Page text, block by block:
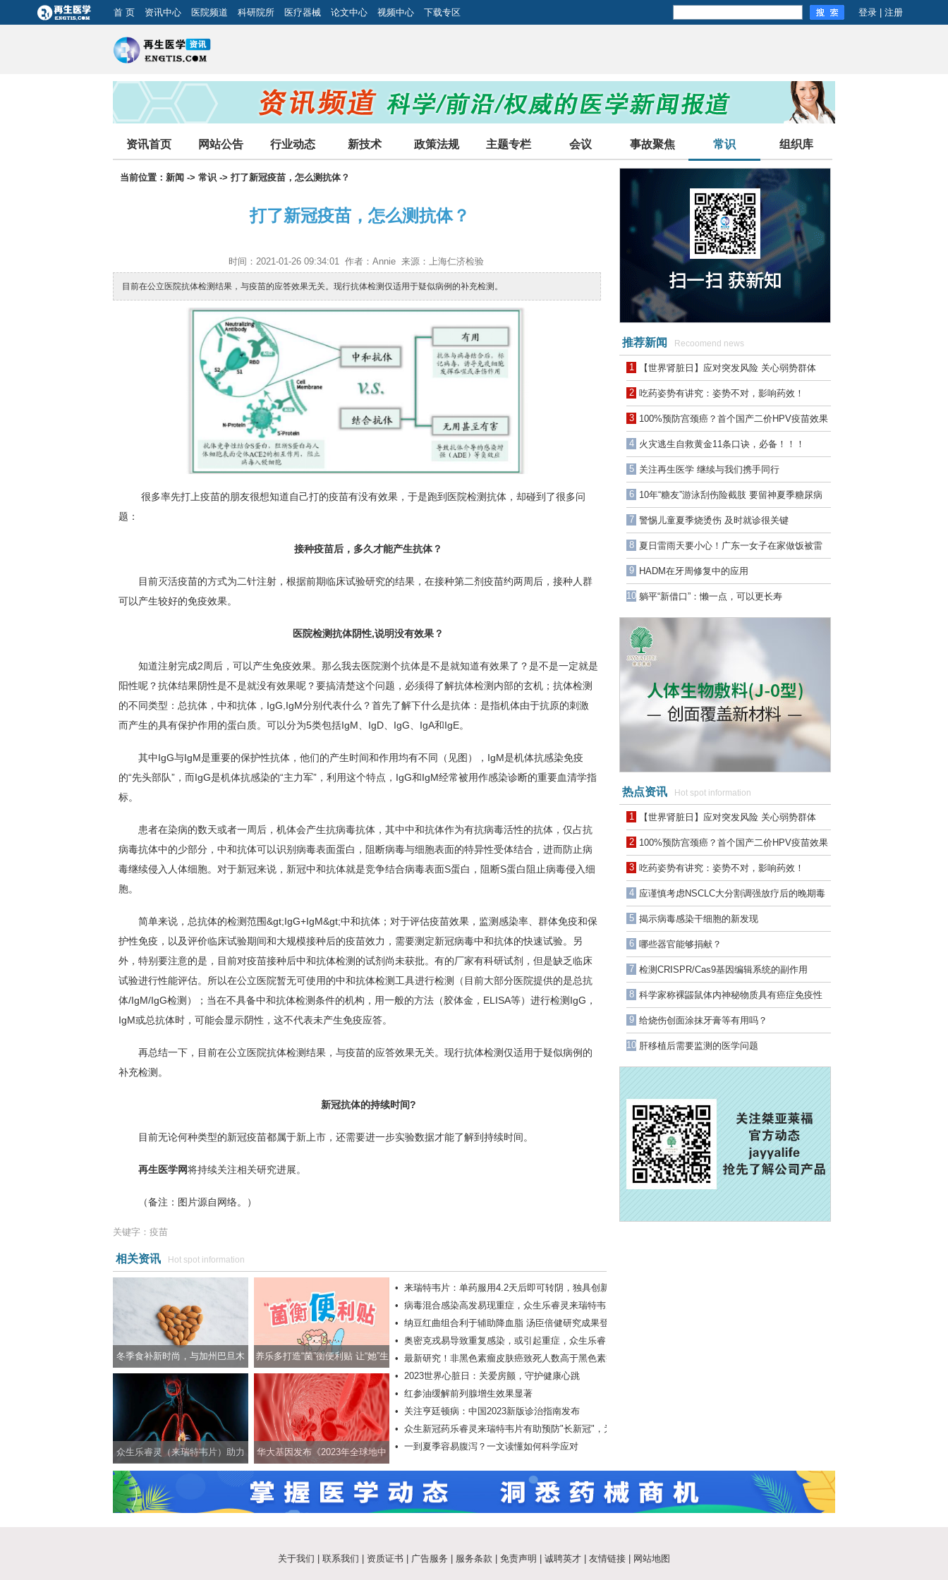
首 页 资讯中心 医院频道 科研院所 医疗器械 论文中心 视频中心 下载专区 登录| 注册
资讯首页 网站公告 行业动态 新技术 政策法规 主题专栏 会议 事故聚焦 常识 组织库
当前位置： 新闻 -> 常识 -> 打了新冠疫苗，怎么测抗体？
打了新冠疫苗，怎么测抗体？
时间：2021-01-26 09:34:01 作者：Annie 来源：上海仁济检验
目前在公立医院抗体检测结果，与疫苗的应答效果无关。现行抗体检测仅适用于疑似病例的补充检测。
很多率先打上疫苗的朋友很想知道自己打的疫苗有没有效果，于是跑到医院检测抗体，却碰到了很多问
题：
接种疫苗后，多久才能产生抗体？
目前灭活疫苗的方式为二针注射，根据前期临床试验研究的结果，在接种第二剂疫苗约两周后，接种人群
可以产生较好的免疫效果。
医院检测抗体阴性,说明没有效果？
知道注射完成2周后，可以产生免疫效果。那么我去医院测个抗体是不是就知道有效果了？是不是一定就是
阳性呢？抗体结果阴性是不是就没有效果呢？要搞清楚这个问题，必须得了解抗体检测内部的玄机；抗体检测
的不同类型：总抗体，中和抗体，IgG,IgM分别代表什么？首先了解下什么是抗体：是指机体由于抗原的刺激
而产生的具有保护作用的蛋白质。可以分为5类包括IgM、IgD、IgG、IgA和IgE。
其中IgG与IgM是重要的保护性抗体，他们的产生时间和作用均有不同（见图），IgM是机体抗感染免疫
的“先头部队”，而IgG是机体抗感染的“主力军”，利用这个特点，IgG和IgM经常被用作感染诊断的重要血清学指
标。
患者在染病的数天或者一周后，机体会产生抗病毒抗体，其中中和抗体作为有抗病毒活性的抗体，仅占抗
病毒抗体中的少部分，中和抗体可以识别病毒表面蛋白，阻断病毒与细胞表面的特异性受体结合，进而防止病
毒继续侵入人体细胞。对于新冠来说，新冠中和抗体就是竞争结合病毒表面S蛋白，阻断S蛋白阻止病毒侵入细
胞。
简单来说，总抗体的检测范围&gt;IgG+IgM&gt;中和抗体；对于评估疫苗效果，监测感染率、群体免疫和保
护性免疫，以及评价临床试验期间和大规模接种后的疫苗效力，需要测定新冠病毒中和抗体的快速试验。另
外，特别要注意的是，目前对疫苗接种后中和抗体检测的试剂尚未获批。有的厂家有科研试剂，但是缺乏临床
试验进行性能评估。所以在公立医院暂无可使用的中和抗体检测工具进行检测（目前大部分医院提供的是总抗
体/IgM/IgG检测）；当在不具备中和抗体检测条件的机构，用一般的方法（胶体金，ELISA等）进行检测IgG，
IgM或总抗体时，可能会显示阴性，这不代表未产生免疫应答。
再总结一下，目前在公立医院抗体检测结果，与疫苗的应答效果无关。现行抗体检测仅适用于疑似病例的
补充检测。
新冠抗体的持续时间?
目前无论何种类型的新冠疫苗都属于新上市，还需要进一步实验数据才能了解到持续时间。
再生医学网将持续关注相关研究进展。
（备注：图片源自网络。）
关键字：疫苗
相关资讯 Hot spot information
冬季食补新时尚，与加州巴旦木
一起养生养颜两不误
养乐多打造“菌”衡便利贴 让“她”生
活更轻松
众生乐睿灵（来瑞特韦片）助力
科学应对新冠等呼吸道疾病
华大基因发布《2023年全球地中
• 来瑞特韦片：单药服用4.2天后即可转阴，独具创新优势
• 病毒混合感染高发易现重症，众生乐睿灵来瑞特韦片助
力抗击疫情
• 纳豆红曲组合利于辅助降血脂 汤臣倍健研究成果登上国
际学术期刊
• 奥密克戎易导致重复感染，或引起重症，众生乐睿灵可
有效降低风险
• 最新研究！非黑色素瘤皮肤癌致死人数高于黑色素瘤皮
肤癌
• 2023世界心脏日：关爱房颤，守护健康心跳
• 红参油缓解前列腺增生效果显著
• 关注亨廷顿病：中国2023新版诊治指南发布
• 众生新冠药乐睿灵来瑞特韦片有助预防"长新冠"，为健
康护航
• 一到夏季容易腹泻？一文读懂如何科学应对
推荐新闻 Recoomend news
1 【世界肾脏日】应对突发风险 关心弱势群体
2 吃药姿势有讲究：姿势不对，影响药效！
3 100%预防宫颈癌？首个国产二价HPV疫苗效果
惊人
4 火灾逃生自救黄金11条口诀，必备！！！
5 关注再生医学 继续与我们携手同行
6 10年“糖友”游泳刮伤险截肢 要留神夏季糖尿病
足高发
7 警惕儿童夏季烧烫伤 及时就诊很关键
8 夏日雷雨天要小心！广东一女子在家做饭被雷
劈，烧伤高达三度！
9 HADM在牙周修复中的应用
10 躺平“新借口”：懒一点，可以更长寿
热点资讯 Hot spot information
1 【世界肾脏日】应对突发风险 关心弱势群体
2 100%预防宫颈癌？首个国产二价HPV疫苗效果
惊人
3 吃药姿势有讲究：姿势不对，影响药效！
4 应谨慎考虑NSCLC大分割调强放疗后的晚期毒
性
5 揭示病毒感染干细胞的新发现
6 哪些器官能够捐献？
7 检测CRISPR/Cas9基因编辑系统的副作用
8 科学家称裸鼹鼠体内神秘物质具有癌症免疫性
9 给烧伤创面涂抹牙膏等有用吗？
10 肝移植后需要监测的医学问题
关于我们 联系我们 资质证书 广告服务 服务条款 免责声明 诚聘英才 友情链接 网站地图